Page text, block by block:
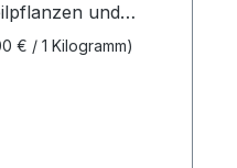
und
kennt ihre
€ / 1 Kilogramm)